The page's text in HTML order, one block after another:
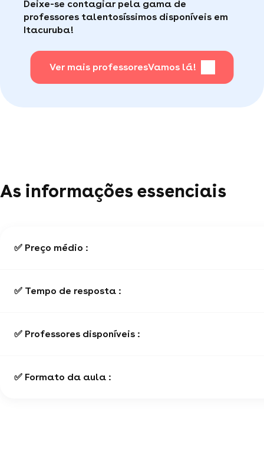
Faça sua busca, com apena um clique, é muito
consumidor de qualidade disponível para te ajudar
(por telefone e e-mail, 5J/7).
Para saber + acesse nossa página de perguntas
mais frequentes.
Deixe-se contagiar pela gama de
professores talentosíssimos disponíveis em
Itacuruba!
Ver mais professoresVamos lá!
As informações essenciais
✅ Preço médio :
✅ Tempo de resposta :
✅ Professores disponíveis :
✅ Formato da aula :